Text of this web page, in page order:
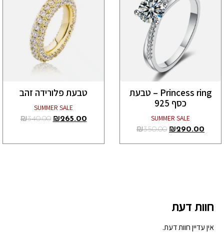
Princess ring – טבעת
כסף 925
SUMMER SALE
₪290.00
₪350.00
טבעת פלורידה זהב
SUMMER SALE
₪265.00
₪340.00
חוות דעת
אין עדיין חוות דעת.